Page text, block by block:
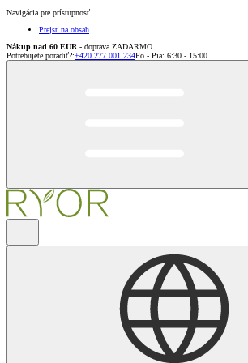
Navigácia pre prístupnosť
Prejsť na obsah
Nákup nad 60 EUR - doprava ZADARMO
Potrebujete poradiť?:+420 277 001 234Po - Pia: 6:30 - 15:00